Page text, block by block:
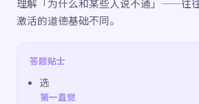
理解「为什么和某些人说不通」——往
激活的道德基础不同。
答题贴士
选
第一直觉